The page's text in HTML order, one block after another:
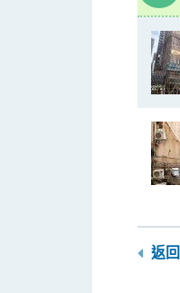
返回